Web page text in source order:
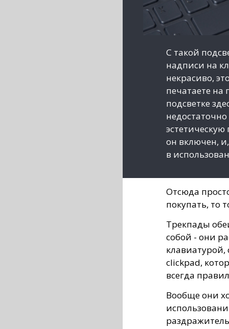
С такой
надписи на
некрасиво,
печатаете на
подсветке
эстетическую
он включен,
в
Отсюда
покупать, то
Трекпады
собой - они
клавиатурой,
clickpad,
всегда
Вообще они